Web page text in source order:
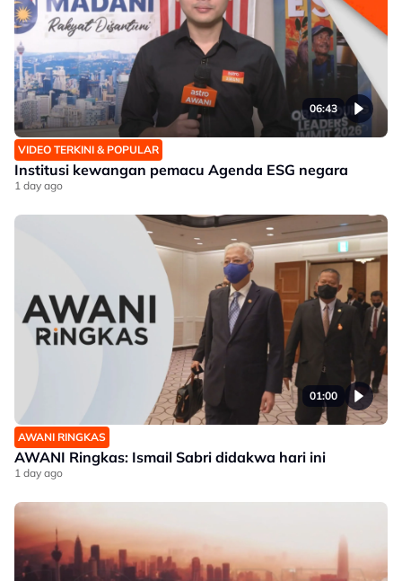
06:43
VIDEO TERKINI & POPULAR
Institusi kewangan pemacu Agenda ESG negara
1 day ago
01:00
AWANI RINGKAS
AWANI Ringkas: Ismail Sabri didakwa hari ini
1 day ago